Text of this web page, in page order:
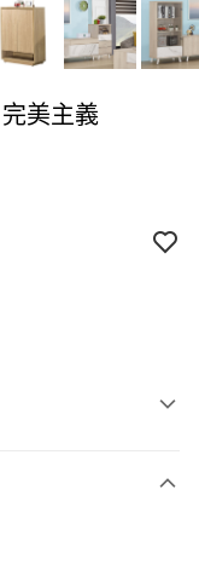
美主義